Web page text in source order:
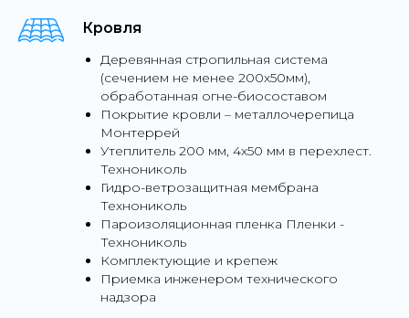
Кровля
Деревянная стропильная система
(сечением не менее 200х50мм),
обработанная огне-биосоставом
Покрытие кровли – металлочерепица
Монтеррей
Утеплитель 200 мм, 4х50 мм в перехлест.
Технониколь
Гидро-ветрозащитная мембрана
Технониколь
Пароизоляционная пленка Пленки -
Технониколь
Комплектующие и крепеж
Приемка инженером технического
надзора